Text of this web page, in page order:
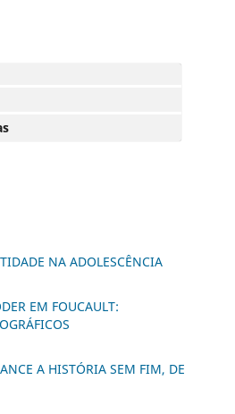
NA ADOLESCÊNCIA
EM FOUCAULT:
A HISTÓRIA SEM FIM, DE